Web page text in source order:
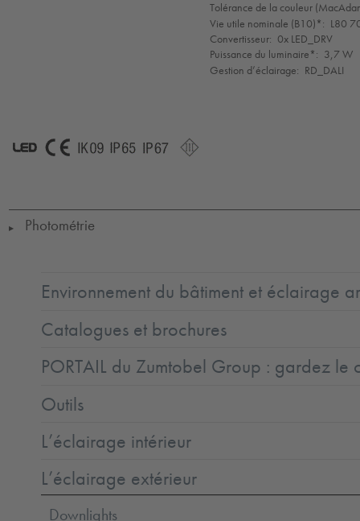
Tolérance de la couleur
Vie utile nominale (B10)*: L80
Convertisseur: 0x LED_DRV
Puissance du luminaire*: 3,7 W
Gestion d’éclairage: RD_DALI
▶ Photométrie
Environnement du bâtiment et éclairage
Catalogues et brochures
PORTAIL du Zumtobel Group : gardez le
Outils
L’éclairage intérieur
L’éclairage extérieur
Downlights